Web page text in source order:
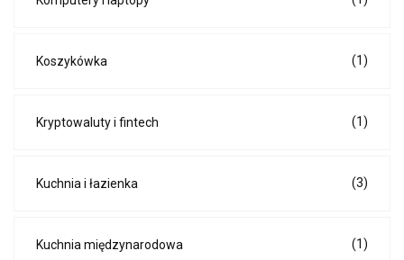
Koszykówka (1)
Kryptowaluty i fintech (1)
Kuchnia i łazienka (3)
Kuchnia międzynarodowa (1)